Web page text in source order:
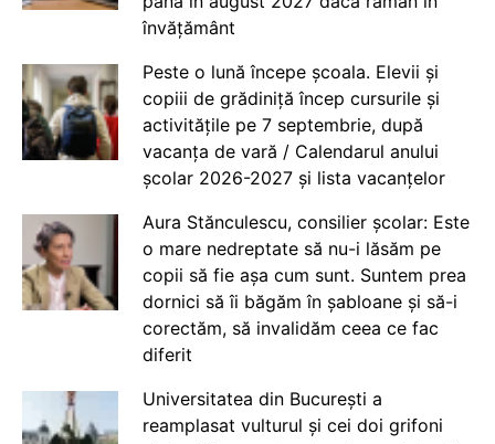
învățământ
Peste o lună începe școala. Elevii și
copiii de grădiniță încep cursurile și
activitățile pe 7 septembrie, după
vacanța de vară / Calendarul anului
școlar 2026-2027 și lista vacanțelor
Aura Stănculescu, consilier școlar: Este
o mare nedreptate să nu-i lăsăm pe
copii să fie așa cum sunt. Suntem prea
dornici să îi băgăm în șabloane și să-i
corectăm, să invalidăm ceea ce fac
diferit
Universitatea din București a
reamplasat vulturul și cei doi grifoni